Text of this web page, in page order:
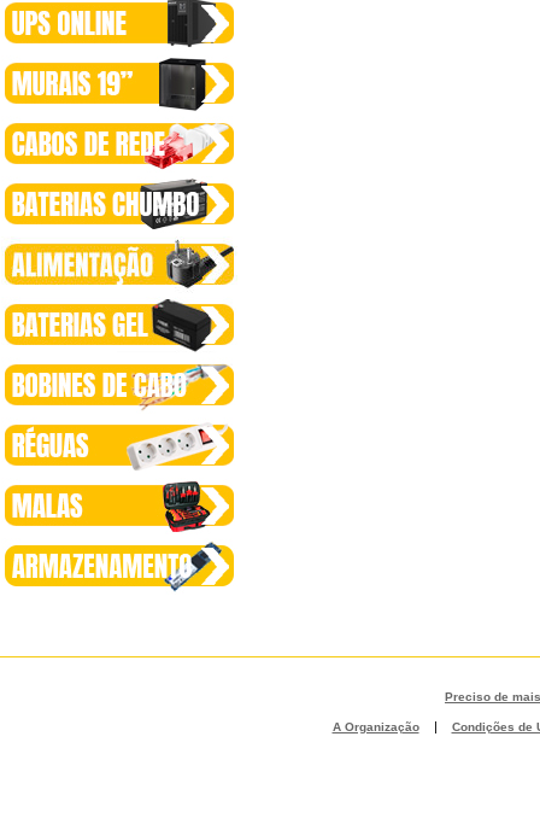
Preciso de
A Organização | Condições de